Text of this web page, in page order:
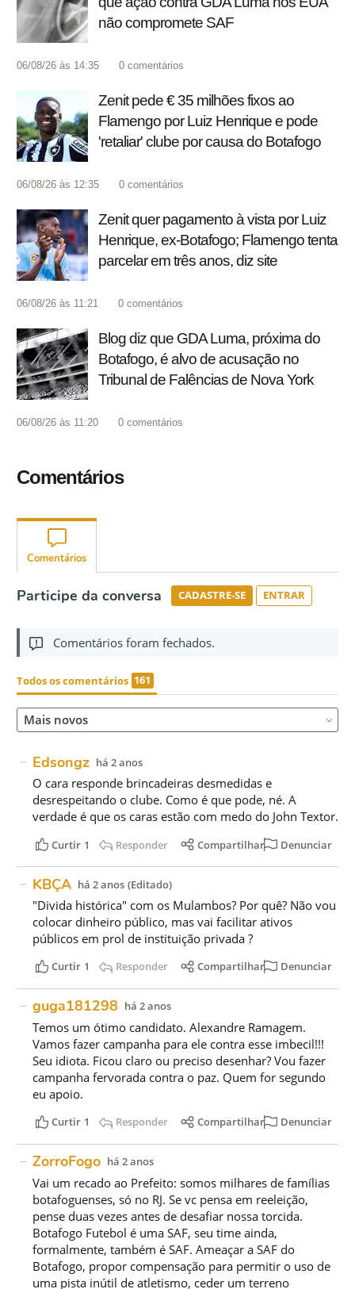
não compromete SAF
06/08/26 às 14:35 0 comentários
Zenit pede € 35 milhões fixos ao
Flamengo por Luiz Henrique e pode
'retaliar' clube por causa do Botafogo
06/08/26 às 12:35 0 comentários
Zenit quer pagamento à vista por Luiz
Henrique, ex-Botafogo; Flamengo tenta
parcelar em três anos, diz site
06/08/26 às 11:21 0 comentários
Blog diz que GDA Luma, próxima do
Botafogo, é alvo de acusação no
Tribunal de Falências de Nova York
06/08/26 às 11:20 0 comentários
Comentários